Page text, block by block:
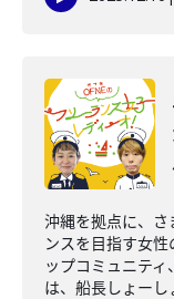
沖縄を拠点に、
ンスを目指す女
ップコミュニテ
は、船長しょーし